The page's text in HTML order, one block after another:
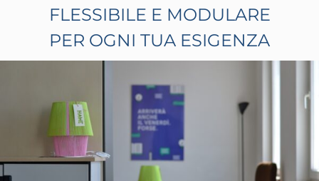
FLESSIBILE E MODULARE
PER OGNI TUA ESIGENZA